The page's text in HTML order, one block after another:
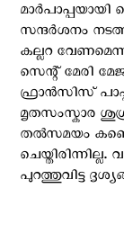
സന്ദർശനം
കല്ലറ
സെന്റ് മേരി
ഫ്രാൻസിസ്
മൃതസംസ്കാര
തൽസമയം
പുറത്തുവിട്ട